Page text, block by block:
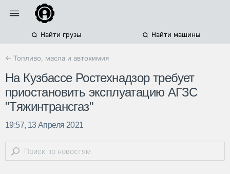
Найти грузы Найти машины
← Топливо, масла и автохимия
На Кузбассе Ростехнадзор требует
приостановить эксплуатацию АГЗС
"Тяжинтрансгаз"
19:57, 13 Апреля 2021